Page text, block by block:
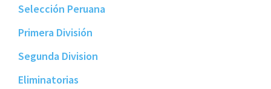
Selección Peruana
Primera División
Segunda Division
Eliminatorias